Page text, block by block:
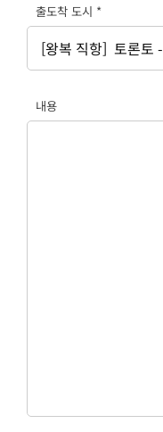
출도착 도시 *
내용